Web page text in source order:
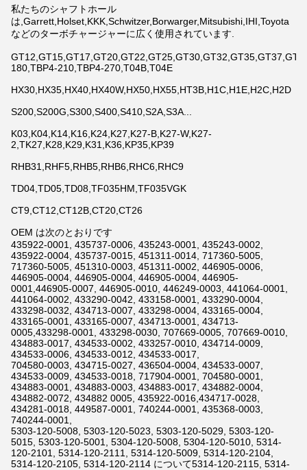
私たちのシャフトホール
は,Garrett,Holset,KKK,Schwitzer,Borwarger,Mitsubishi,IHI,Toyota
などのターボチャージャーに広く使用されています.
180,TBP4-210,TBP4-270,T04B,T04E
HX30,HX35,HX40,HX40W,HX50,HX55,HT3B,H1C,H1E,H2C,H2D
S200,S200G,S300,S400,S410,S2A,S3A...
K03,K04,K14,K16,K24,K27,K27-B,K27-W,K27-
2,TK27,K28,K29,K31,K36,KP35,KP39
RHB31,RHF5,RHB5,RHB6,RHC6,RHC9
TD04,TD05,TD08,TF035HM,TF035VGK
CT9,CT12,CT12B,CT20,CT26
OEM は次のとおりです
435922-0001, 435737-0006, 435243-0001, 435243-0002,
435922-0004, 435737-0015, 451311-0014, 717360-5005,
717360-5005, 451310-0003, 451311-0002, 446905-0006,
446905-0004, 446905-0004, 446905-0004, 446905-
0001,446905-0007, 446905-0010, 446249-0003, 441064-0001,
441064-0002, 433290-0042, 433158-0001, 433290-0004,
433298-0032, 434713-0007, 433298-0004, 433165-0004,
433165-0001, 433165-0007, 434713-0001, 434713-
0005,433298-0001, 433298-0030, 707669-0005, 707669-0010,
434883-0017, 434533-0002, 433257-0010, 434714-0009,
434533-0006, 434533-0012, 434533-0017,
704580-0003, 434715-0027, 436504-0004, 434533-0007,
434533-0009, 434533-0018, 717904-0001, 704580-0001,
434883-0001, 434883-0003, 434883-0017, 434882-0004,
434882-0072, 434882 0005, 435922-0016,434717-0028,
434281-0018, 449587-0001, 740244-0001, 435368-0003,
740244-0001,
5303-120-5008, 5303-120-5023, 5303-120-5029, 5303-120-
5015, 5303-120-5001, 5304-120-5008, 5304-120-5010, 5314-
120-2101, 5314-120-2111, 5314-120-5009, 5314-120-2104,
5314-120-2105, 5314-120-2114 について5314-120-2115, 5314-